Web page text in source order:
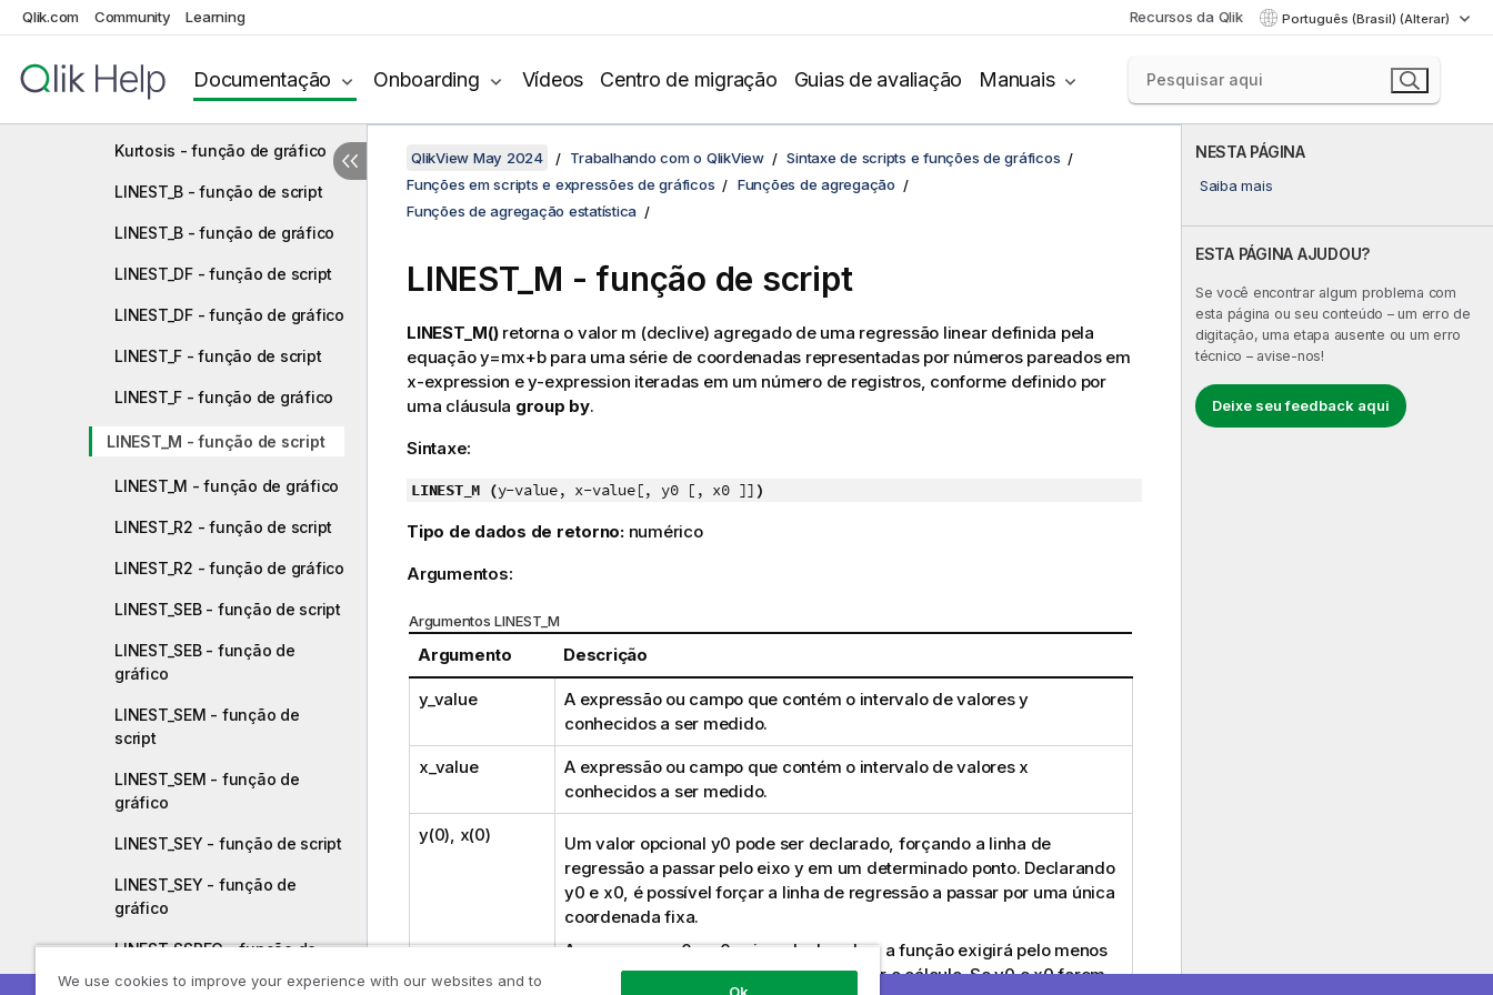
Qlik.com Community Learning Recursos da Qlik Português (Brasil) (Alterar)
Documentação Onboarding Vídeos Centro de migração Guias de avaliação Manuais
gráfico
Kurtosis - função de gráfico
LINEST_B - função de script
LINEST_B - função de gráfico
LINEST_DF - função de script
LINEST_DF - função de gráfico
LINEST_F - função de script
LINEST_F - função de gráfico
LINEST_M - função de script
LINEST_M - função de gráfico
LINEST_R2 - função de script
LINEST_R2 - função de gráfico
LINEST_SEB - função de script
LINEST_SEB - função de
gráfico
LINEST_SEM - função de
script
LINEST_SEM - função de
gráfico
LINEST_SEY - função de script
LINEST_SEY - função de
gráfico
LINEST_SSREG - função de
script
NESTA PÁGINA
Saiba mais
ESTA PÁGINA AJUDOU?
Se você encontrar algum problema com
esta página ou seu conteúdo – um erro de
digitação, uma etapa ausente ou um erro
técnico – avise-nos!
Deixe seu feedback aqui
QlikView May 2024 Trabalhando com o QlikView
Sintaxe de scripts e funções de gráficos
Funções em scripts e expressões de gráficos
Funções de agregação
Funções de agregação estatística
LINEST_M - função de script
LINEST_M()retorna o valor m (declive) agregado de uma regressão linear definida pela
equaçãoy=mx+bpara uma série de coordenadas representadas por números pareados em
x-expression ey-expression iteradas em um número de registros, conforme definido por
uma cláusula group by.
Sintaxe:
LINEST_M (y-value, x-value[, y0 [, x0 ]] )
Tipo de dados de retorno: numérico
Argumentos:
Argumentos LINEST_M
Argumento Descrição
y_value A expressão ou campo que contém o intervalo de valoresy
conhecidos a ser medido.
x_value A expressão ou campo que contém o intervalo de valores x
conhecidos a ser medido.
y(0), x(0) Um valor opcional y0 pode ser declarado, forçando a linha de
regressão a passar pelo eixo y em um determinado ponto. Declarando
y0 e x0, é possível forçar a linha de regressão a passar por uma única
coordenada fixa.
A menos quey0ex0sejam declarados, a função exigirá pelo menos
dois pares de dados válidos para efetuar o cálculo. Sey0ex0forem
We use cookies to improve your experience with our websites and to